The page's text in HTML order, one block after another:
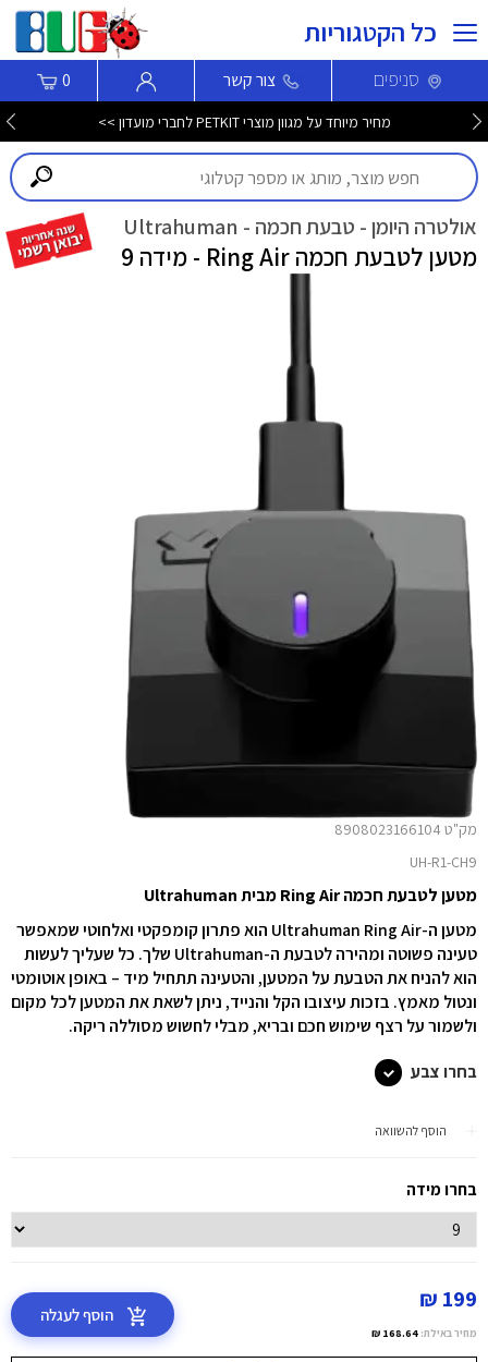
כל הקטגוריות
סניפים צור קשר 0
מחיר מיוחד על מגוון מוצרי PETKIT לחברי מועדון >>
אולטרה היומן - טבעת חכמה - Ultrahuman
מטען לטבעת חכמה Ring Air - מידה 9
מק"ט 8908023166104
UH-R1-CH9
מטען לטבעת חכמה Ring Air מבית Ultrahuman
מטען ה-Ultrahuman Ring Air הוא פתרון קומפקטי ואלחוטי שמאפשר
טעינה פשוטה ומהירה לטבעת ה-Ultrahuman שלך. כל שעליך לעשות
הוא להניח את הטבעת על המטען, והטעינה תתחיל מיד – באופן אוטומטי
ונטול מאמץ. בזכות עיצובו הקל והנייד, ניתן לשאת את המטען לכל מקום
ולשמור על רצף שימוש חכם ובריא, מבלי לחשוש מסוללה ריקה.
בחרו צבע
הוסף להשוואה
בחרו מידה
199 ₪
מחיר באילת: 168.64 ₪
הוסף לעגלה